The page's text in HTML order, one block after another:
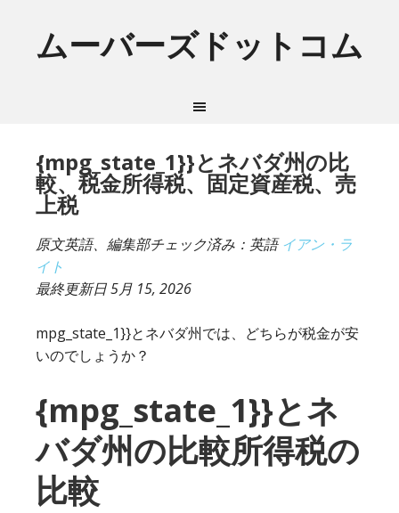
ムーバーズドットコム
{mpg_state_1}}とネバダ州の比
較、税金所得税、固定資産税、売
上税
原文英語、編集部チェック済み：英語イアン・ラ
イト
最終更新日5月 15, 2026
mpg_state_1}}とネバダ州では、どちらが税金が安
いのでしょうか？
{mpg_state_1}}とネ
バダ州の比較所得税の
比較